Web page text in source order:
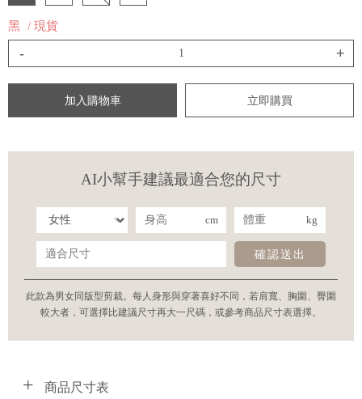
黑 / 現貨
- +
加入購物車 立即購買
AI小幫手建議最適合您的尺寸
cm kg
確認送出
此款為男女同版型剪裁。每人身形與穿著喜好不同，若肩寬、胸圍、臀圍
較大者，可選擇比建議尺寸再大一尺碼，或參考商品尺寸表選擇。
商品尺寸表